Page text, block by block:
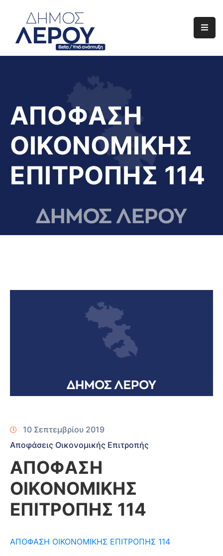
Αρχική
Διαφάνεια
Το
Νησί
Μας
ΑΠΟΦΑΣΗ
ΟΙΚΟΝΟΜΙΚΗΣ
ΕΠΙΤΡΟΠΗΣ 114
10 Σεπτεμβρίου 2019
Αποφάσεις Οικονομικής Επιτροπής
ΑΠΟΦΑΣΗ
ΟΙΚΟΝΟΜΙΚΗΣ
ΕΠΙΤΡΟΠΗΣ 114
ΑΠΟΦΑΣΗ ΟΙΚΟΝΟΜΙΚΗΣ ΕΠΙΤΡΟΠΗΣ 114